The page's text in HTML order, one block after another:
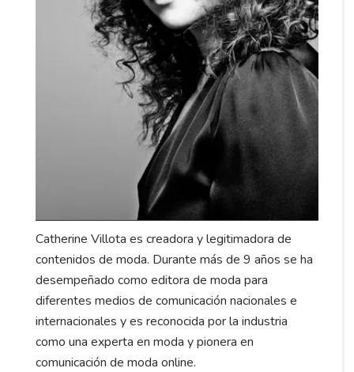
Catherine Villota es creadora y legitimadora de
contenidos de moda. Durante más de 9 años se ha
desempeñado como editora de moda para
diferentes medios de comunicación nacionales e
internacionales y es reconocida por la industria
como una experta en moda y pionera en
comunicación de moda online.